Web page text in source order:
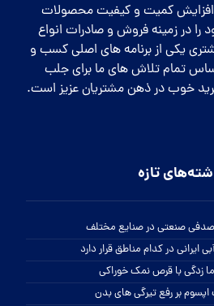
کمیت و کیفیت محصولات
را در زمینه فروش و صادرات انواع
یکی از برنامه های اصلی کسب و
تمام تلاش های ما برای جلب
خوب در ذهن مشتریان عزیز است.
تازه
صدفی صنعتی در صنایع مختلف
ایرانی در کدام مناطق قرار دارد
زدگی با قرص نمک خوراکی
اپسوم بر رفع تیرگی های بدن